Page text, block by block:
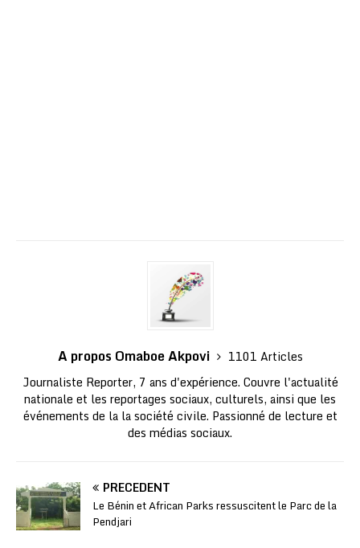
A propos Omaboe Akpovi
1101 Articles
Journaliste Reporter, 7 ans d'expérience. Couvre l'actualité
nationale et les reportages sociaux, culturels, ainsi que les
événements de la la société civile. Passionné de lecture et
des médias sociaux.
PRÉCÉDENT
Le Bénin et African Parks ressuscitent le Parc de la
Pendjari